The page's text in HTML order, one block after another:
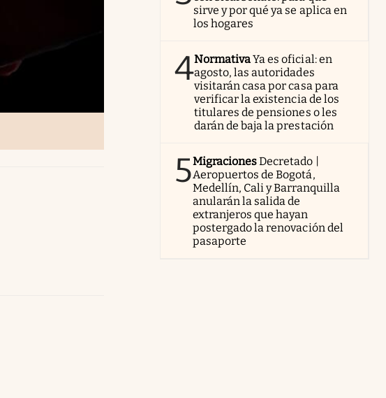
sirve y por qué ya se aplica en
los hogares
4NormativaYa es oficial: en
agosto, las autoridades
visitarán casa por casa para
verificar la existencia de los
titulares de pensiones o les
darán de baja la prestación
5MigracionesDecretado |
Aeropuertos de Bogotá,
Medellín, Cali y Barranquilla
anularán la salida de
extranjeros que hayan
postergado la renovación del
pasaporte